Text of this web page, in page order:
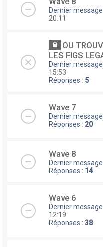
Dernier
20:11
OU
LES FIGS
Dernier
15:53
Réponses : 5
Wave 7
Dernier
Réponses : 20
Wave 8
Dernier
Réponses : 14
Wave 6
Dernier
12:19
Réponses : 38